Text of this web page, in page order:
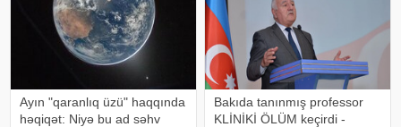
Ayın "qaranlıq üzü" haqqında
həqiqət: Niyə bu ad səhv
Bakıda tanınmış professor
KLİNİKİ ÖLÜM keçirdi -